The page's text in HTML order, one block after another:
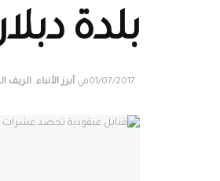
بلدة
01/07/2017في أبرز الأنباء, الريف